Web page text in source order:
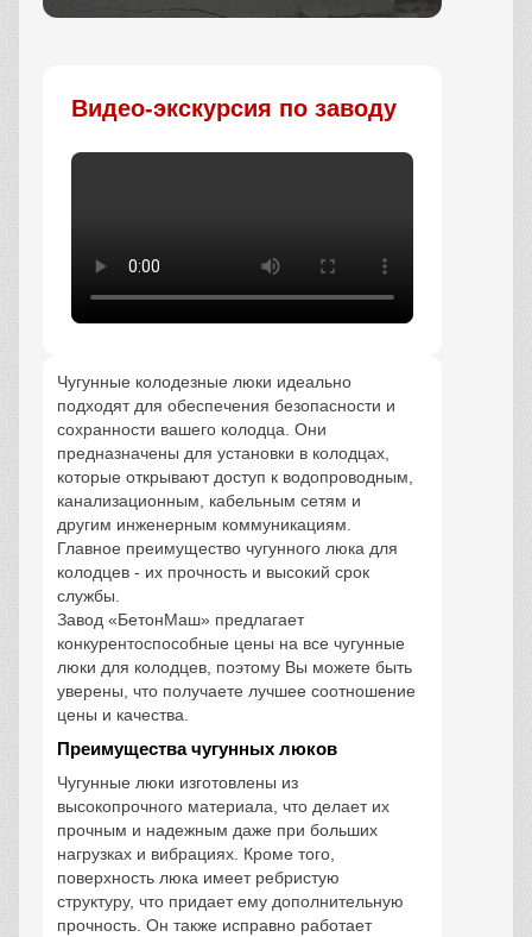
Видео-экскурсия по заводу
Чугунные колодезные люки идеально
подходят для обеспечения безопасности и
сохранности вашего колодца. Они
предназначены для установки в колодцах,
которые открывают доступ к водопроводным,
канализационным, кабельным сетям и
другим инженерным коммуникациям.
Главное преимущество чугунного люка для
колодцев - их прочность и высокий срок
службы.
Завод «БетонМаш» предлагает
конкурентоспособные цены на все чугунные
люки для колодцев, поэтому Вы можете быть
уверены, что получаете лучшее соотношение
цены и качества.
Преимущества чугунных люков
Чугунные люки изготовлены из
высокопрочного материала, что делает их
прочным и надежным даже при больших
нагрузках и вибрациях. Кроме того,
поверхность люка имеет ребристую
структуру, что придает ему дополнительную
прочность. Он также исправно работает